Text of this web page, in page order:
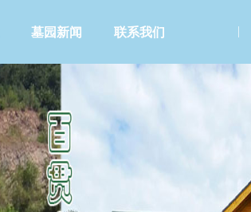
墓园新闻 联系我们